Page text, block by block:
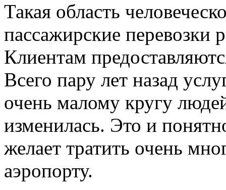
Такая область
пассажирские перевозки
Клиентам
Всего пару лет назад
очень малому кругу
изменилась. Это и
желает тратить очень
аэропорту.